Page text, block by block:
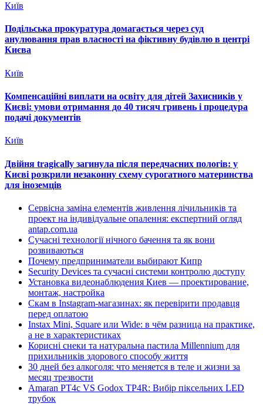
Київ
Подільська прокуратура домагається через суд
анулювання прав власності на фіктивну будівлю в центрі
Києва
Київ
Компенсаційні виплати на освіту для дітей Захисників у
Києві: умови отримання до 40 тисяч гривень і процедура
подачі документів
Київ
Двійня tragically загинула після передчасних пологів: у
Києві розкрили незаконну схему сурогатного материнства
для іноземців
Сервісна заміна елементів живлення лічильників та
проект на індивідуальне опалення: експертний огляд
antap.com.ua
Сучасні технології нічного бачення та як вони
розвиваються
Почему предприниматели выбирают Кипр
Security Devices та сучасні системи контролю доступу
Установка видеонаблюдения Киев — проектирование,
монтаж, настройка
Скам в Instagram-магазинах: як перевірити продавця
перед оплатою
Instax Mini, Square или Wide: в чём разница на практике,
а не в характеристиках
Корисні снеки та натуральна пастила Millennium для
прихильників здорового способу життя
30 дней без алкоголя: что меняется в теле и жизни за
месяц трезвости
Amaran PT4c VS Godox TP4R: Вибір піксельних LED
трубок